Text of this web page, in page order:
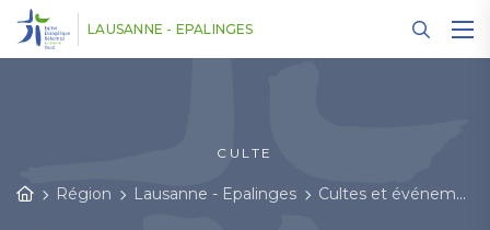
LAUSANNE - EPALINGES
CULTE
Région Lausanne - Epalinges Cultes et événements
Panneau de gestion des cookies